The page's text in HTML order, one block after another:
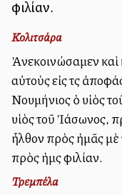
φιλίαν.
Κολιτσάρα
Ἀνεκοινώσαμεν καὶ
αὐτοὺς εἰς τὰς
Νουμήνιος ὁ υἱὸς
υἱὸς τοῦ Ἰάσωνος,
ἦλθον πρὸς ἡμᾶς μὲ
πρὸς ἡμὰς φιλίαν.
Τρεμπέλα